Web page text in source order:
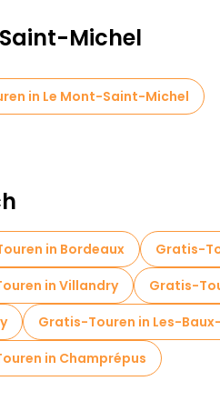
Michel
in Le Mont-Saint-Michel
in Bordeaux Gratis-
in Villandry
Gratis-
Gratis-Touren in Les-
in Champrépus